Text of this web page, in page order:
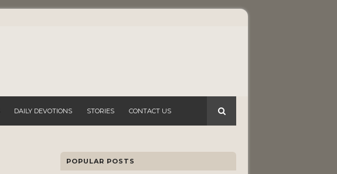
DAILY DEVOTIONS STORIES CONTACT US
POPULAR POSTS